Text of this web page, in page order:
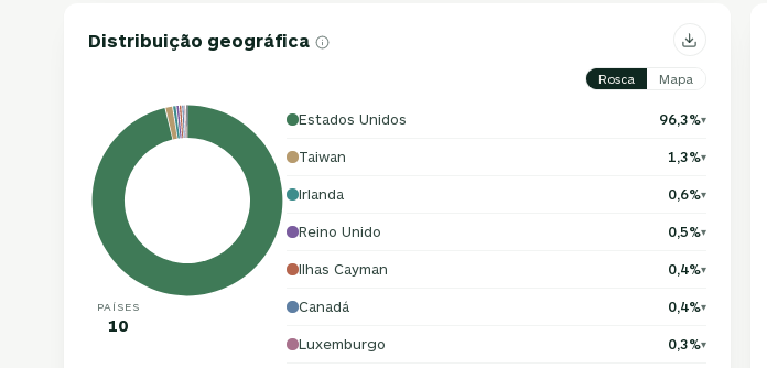
Distribuição geográfica
Rosca Mapa
PAÍSES
10
Estados Unidos 96,3%▾
Taiwan 1,3%▾
Irlanda 0,6%▾
Reino Unido 0,5%▾
Ilhas Cayman 0,4%▾
Canadá 0,4%▾
Luxemburgo 0,3%▾